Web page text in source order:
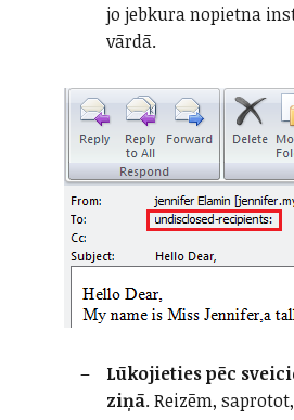
jo jebkura nopietna
vārdā.
Lūkojieties pēc
ziņā. Reizēm,